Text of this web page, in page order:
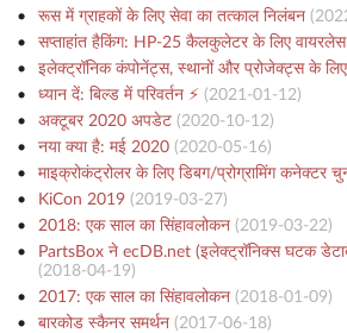
रूस में ग्राहकों के लिए सेवा का तत्काल निलंबन(
सप्ताहांत हैकिंग: HP-25 कैलकुलेटर के लिए वायरलेस
इलेक्ट्रॉनिक कंपोनेंट्स, स्थानों और प्रोजेक्ट्स के
ध्यान दें: बिल्ड में परिवर्तन ⚡️ (2021-01-12)
अक्टूबर 2020 अपडेट(2020-10-12)
नया क्या है: मई 2020(2020-05-16)
माइक्रोकंट्रोलर के लिए डिबग/प्रोग्रामिंग कनेक्टर
KiCon 2019(2019-03-27)
2018: एक साल का सिंहावलोकन(2019-03-22)
PartsBox ने ecDB.net (इलेक्ट्रॉनिक्स घटक
(2018-04-19)
2017: एक साल का सिंहावलोकन(2018-01-09)
बारकोड स्कैनर समर्थन(2017-06-18)